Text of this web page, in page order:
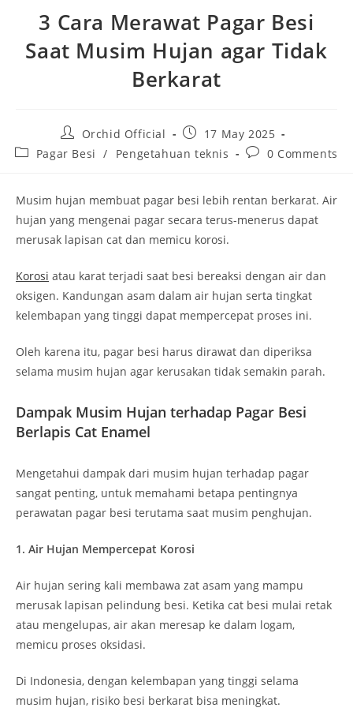
3 Cara Merawat Pagar Besi
Saat Musim Hujan agar Tidak
Berkarat
Post
author:
Orchid Official
Post
published:
17 May 2025
PostPagar Besi / Pengetahuan teknis
Post0 Comments
Musim hujan membuat pagar besi lebih rentan berkarat. Air
hujan yang mengenai pagar secara terus-menerus dapat
merusak lapisan cat dan memicu korosi.
Korosi atau karat terjadi saat besi bereaksi dengan air dan
oksigen. Kandungan asam dalam air hujan serta tingkat
kelembapan yang tinggi dapat mempercepat proses ini.
Oleh karena itu, pagar besi harus dirawat dan diperiksa
selama musim hujan agar kerusakan tidak semakin parah.
Dampak Musim Hujan terhadap Pagar Besi
Berlapis Cat Enamel
Mengetahui dampak dari musim hujan terhadap pagar
sangat penting, untuk memahami betapa pentingnya
perawatan pagar besi terutama saat musim penghujan.
1. Air Hujan Mempercepat Korosi
Air hujan sering kali membawa zat asam yang mampu
merusak lapisan pelindung besi. Ketika cat besi mulai retak
atau mengelupas, air akan meresap ke dalam logam,
memicu proses oksidasi.
Di Indonesia, dengan kelembapan yang tinggi selama
musim hujan, risiko besi berkarat bisa meningkat.